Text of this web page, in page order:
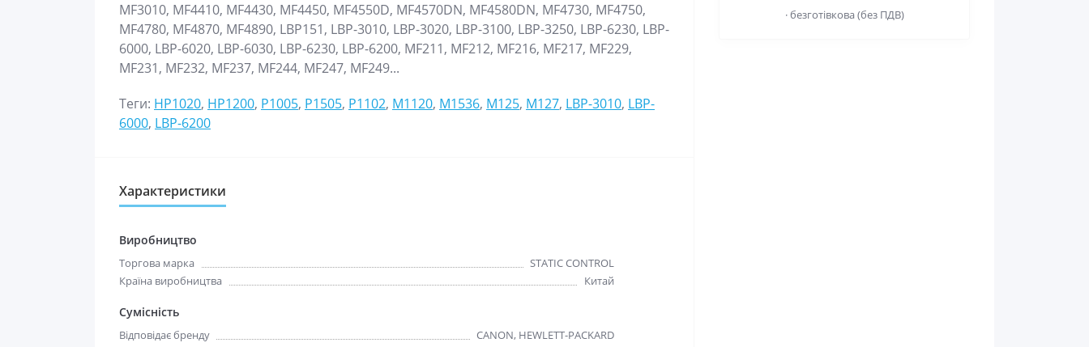
MF3010, MF4410, MF4430, MF4450, MF4550D, MF4570DN, MF4580DN, MF4730, MF4750,
MF4780, MF4870, MF4890, LBP151, LBP-3010, LBP-3020, LBP-3100, LBP-3250, LBP-6230, LBP-
6000, LBP-6020, LBP-6030, LBP-6230, LBP-6200, MF211, MF212, MF216, MF217, MF229,
MF231, MF232, MF237, MF244, MF247, MF249...
Теги: HP1020, HP1200, P1005, P1505, P1102, M1120, M1536, M125, M127, LBP-3010, LBP-
6000, LBP-6200
Характеристики
Виробництво
Торгова марка
STATIC CONTROL
Країна виробництва
Китай
Сумісність
Відповідає бренду
CANON, HEWLETT-PACKARD
· безготівкова (без ПДВ)